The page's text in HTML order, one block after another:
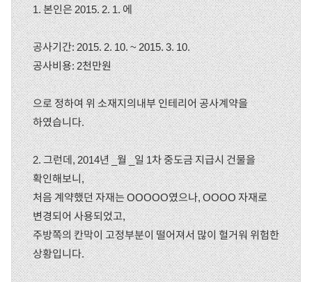
1. 본인은 2015. 2. 1. 에
공사기간: 2015. 2. 10. ~ 2015. 3. 10.
공사비용: 2천만원
으로 정하여 위 소재지의내부 인테리어 공사계약을
하였습니다.
2. 그런데, 2014년 _월 _일 1차 중도금 지급시 건물을
확인해보니,
처음 계약했던 자재는 OOOOO였으나, OOOO 자재로
변경되어 사용되었고,
주방쪽의 칸막이 고정부분이 떨어져서 많이 헐거워 위험한
상황입니다.